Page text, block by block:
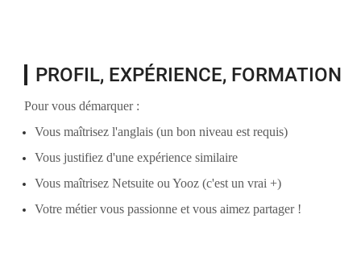
PROFIL, EXPÉRIENCE, FORMATION
Pour vous démarquer :
Vous maîtrisez l'anglais (un bon niveau est requis)
Vous justifiez d'une expérience similaire
Vous maîtrisez Netsuite ou Yooz (c'est un vrai +)
Votre métier vous passionne et vous aimez partager !